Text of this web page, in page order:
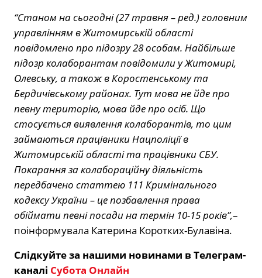
“Станом на сьогодні (27 травня – ред.) головним
управлінням в Житомирській області
повідомлено про підозру 28 особам. Найбільше
підозр колаборантам повідомили у Житомирі,
Олевську, а також в Коростенському та
Бердичівському районах. Тут мова не йде про
певну територію, мова йде про осіб. Що
стосується виявлення колаборантів, то цим
займаються працівники Нацполіції в
Житомирській області та працівники СБУ.
Покарання за колабораційну діяльність
передбачено статтею 111 Кримінального
кодексу України – це позбавлення права
обіймати певні посади на термін 10-15 років”,–
поінформувала Катерина Коротких-Булавіна.
Слідкуйте за нашими новинами в Телеграм-
каналі Субота Онлайн